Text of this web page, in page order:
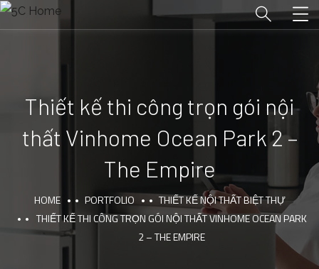
Thiết kế thi công trọn gói nội
thất Vinhome Ocean Park 2 –
The Empire
HOME PORTFOLIO
THIẾT KẾ NỘI THẤT BIỆT THỰ
THIẾT KẾ THI CÔNG TRỌN GÓI NỘI THẤT VINHOME OCEAN PARK
2 – THE EMPIRE